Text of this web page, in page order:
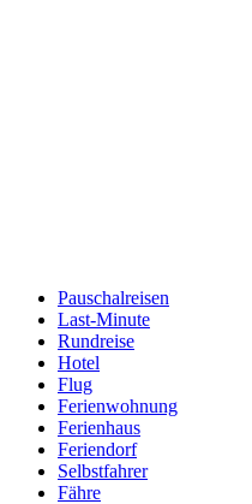
Pauschalreisen
Last-Minute
Rundreise
Hotel
Flug
Ferienwohnung
Ferienhaus
Feriendorf
Selbstfahrer
Fähre